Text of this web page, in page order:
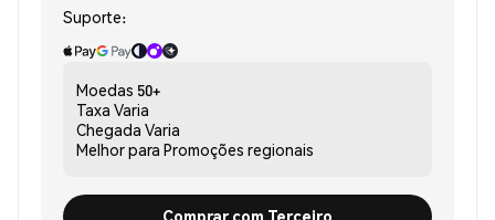
Suporte:
Moedas 50+
Taxa Varia
Chegada Varia
Melhor para Promoções regionais